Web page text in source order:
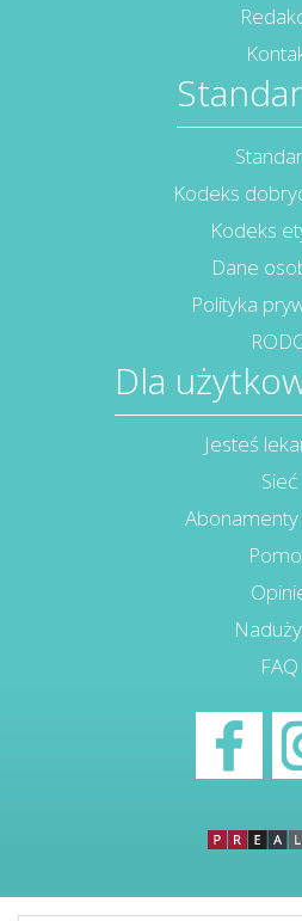
Kodeks
Kodeks
Dane
Polityka
Dla
Jesteś
Sieć
FAQ